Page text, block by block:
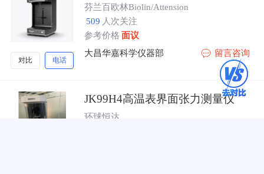
对比 电话
芬兰百欧林Biolin/Attension
509 人次关注
参考价格 面议
大昌华嘉科学仪器部
留言咨询
JK99H4高温表界面张力测量仪
环球恒达